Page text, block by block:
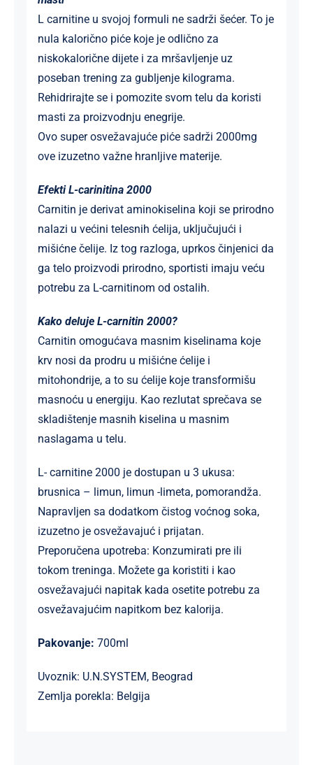
L carnitine u svojoj formuli ne sadrži šećer. To je
nula kalorično piće koje je odlično za
niskokalorične dijete i za mršavljenje uz
poseban trening za gubljenje kilograma.
Rehidrirajte se i pomozite svom telu da koristi
masti za proizvodnju enegrije.
Ovo super osvežavajuće piće sadrži 2000mg
ove izuzetno važne hranljive materije.
Efekti L-carinitina 2000
Carnitin je derivat aminokiselina koji se prirodno
nalazi u većini telesnih ćelija, uključujući i
mišićne čelije. Iz tog razloga, uprkos činjenici da
ga telo proizvodi prirodno, sportisti imaju veću
potrebu za L-carnitinom od ostalih.
Kako deluje L-carnitin 2000?
Carnitin omogućava masnim kiselinama koje
krv nosi da prodru u mišićne ćelije i
mitohondrije, a to su ćelije koje transformišu
masnoću u energiju. Kao rezlutat sprečava se
skladištenje masnih kiselina u masnim
naslagama u telu.
L- carnitine 2000 je dostupan u 3 ukusa:
brusnica – limun, limun -limeta, pomorandža.
Napravljen sa dodatkom čistog voćnog soka,
izuzetno je osvežavajuć i prijatan.
Preporučena upotreba: Konzumirati pre ili
tokom treninga. Možete ga koristiti i kao
osvežavajući napitak kada osetite potrebu za
osvežavajućim napitkom bez kalorija.
Pakovanje: 700ml
Uvoznik: U.N.SYSTEM, Beograd
Zemlja porekla: Belgija